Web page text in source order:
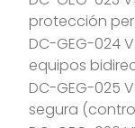
protección
DC-GEG-024
equipos
DC-GEG-025
segura